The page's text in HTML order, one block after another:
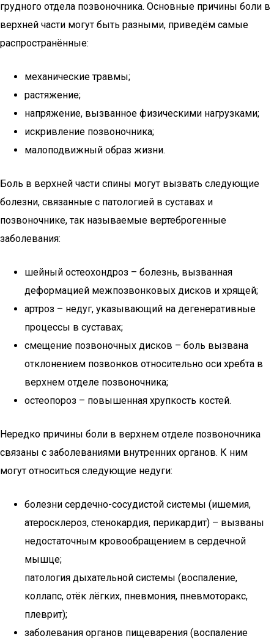
грудного отдела позвоночника. Основные причины боли в
верхней части могут быть разными, приведём самые
распространённые:
механические травмы;
растяжение;
напряжение, вызванное физическими нагрузками;
искривление позвоночника;
малоподвижный образ жизни.
Боль в верхней части спины могут вызвать следующие
болезни, связанные с патологией в суставах и
позвоночнике, так называемые вертеброгенные
заболевания:
шейный остеохондроз – болезнь, вызванная
деформацией межпозвонковых дисков и хрящей;
артроз – недуг, указывающий на дегенеративные
процессы в суставах;
смещение позвоночных дисков – боль вызвана
отклонением позвонков относительно оси хребта в
верхнем отделе позвоночника;
остеопороз – повышенная хрупкость костей.
Нередко причины боли в верхнем отделе позвоночника
связаны с заболеваниями внутренних органов. К ним
могут относиться следующие недуги:
болезни сердечно-сосудистой системы (ишемия,
атеросклероз, стенокардия, перикардит) – вызваны
недостаточным кровообращением в сердечной
мышце;
патология дыхательной системы (воспаление,
коллапс, отёк лёгких, пневмония, пневмоторакс,
плеврит);
заболевания органов пищеварения (воспаление